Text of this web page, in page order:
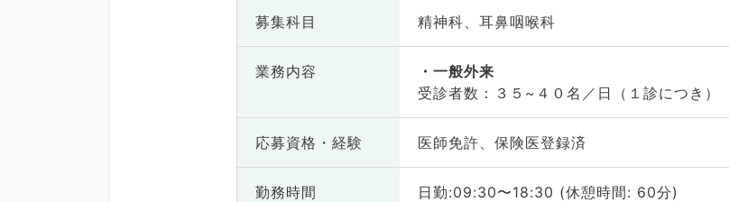
募集科目 精神科、耳鼻咽喉科
業務内容
一般外来
受診者数：３５~４０名／日（１診につき）
応募資格・ 経験 医師免許、保険医登録済
勤務時間 日勤:09:30〜18:30 (休憩時間: 60分)